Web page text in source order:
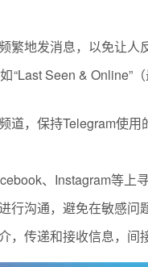
繁地发消息，以免让人
“Last Seen & Online”
道，保持Telegram使用
、Instagram等上
行沟通，避免在敏感问
，传递和接收信息，间